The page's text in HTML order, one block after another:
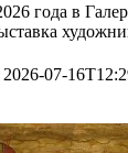
года в
2026-07-